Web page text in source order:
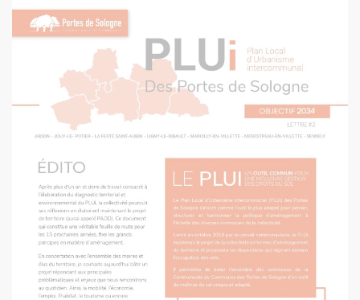
FORCES
MOTRICES
-